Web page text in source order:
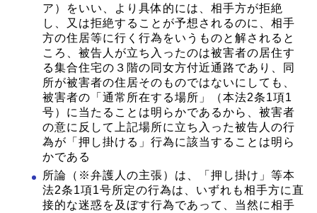
ア）をいい、より具体的には、相手方が拒絶
し、又は拒絶することが予想されるのに、相手
方の住居等に行く行為をいうものと解されると
ころ、被告人が立ち入ったのは被害者の居住す
る集合住宅の３階の同女方付近通路であり、同
所が被害者の住居そのものではないにしても、
被害者の「通常所在する場所」（本法2条1項1
号）に当たることは明らかであるから、被害者
の意に反して上記場所に立ち入った被告人の行
為が「押し掛ける」行為に該当することは明ら
かである
所論（※弁護人の主張）は、「押し掛け」等本
法2条1項1号所定の行為は、いずれも相手方に直
接的な迷惑を及ぼす行為であって、当然に相手